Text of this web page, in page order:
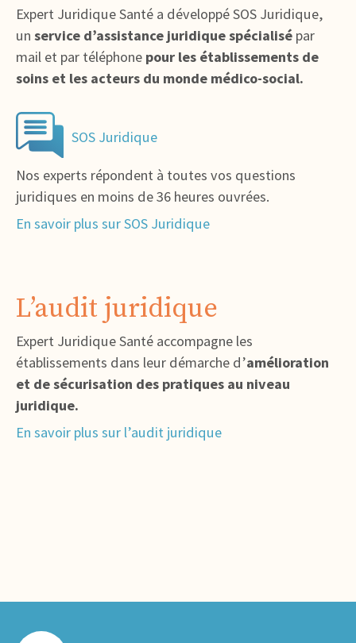
Expert Juridique Santé a développé SOS Juridique,
un service d’assistance juridique spécialisé par
mail et par téléphone pour les établissements de
soins et les acteurs du monde médico-social.
SOS Juridique
Nos experts répondent à toutes vos questions
juridiques en moins de 36 heures ouvrées.
En savoir plus sur SOS Juridique
L’audit juridique
Expert Juridique Santé accompagne les
établissements dans leur démarche d’amélioration
et de sécurisation des pratiques au niveau
juridique.
En savoir plus sur l’audit juridique